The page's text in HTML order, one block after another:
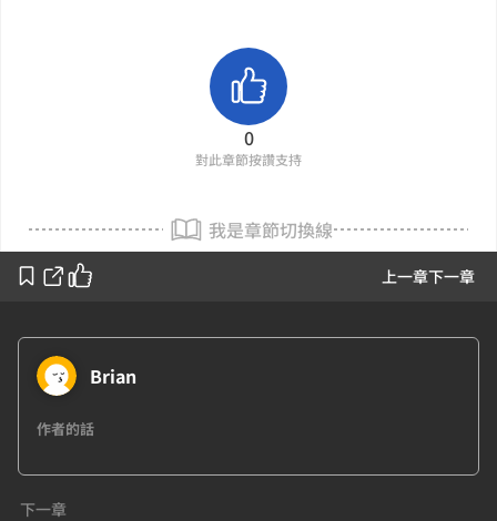
上一章下一章
0
對此章節按讚支持
我是章節切換線
Brian
作者的話
下一章